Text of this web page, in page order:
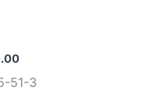
价
范
51-3